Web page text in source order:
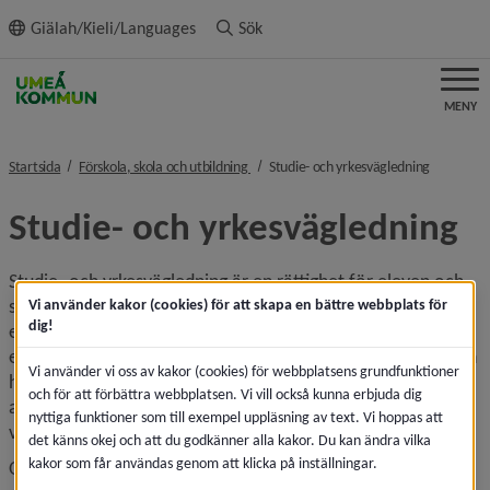
innehållet
Giälah/Kieli/Languages Sök
MENY
Startsida Förskola, skola och utbildning nivå i brödsmulenavigeringen
Studie- och yrkesvägledningnivå i
Studie- och yrkesvägledning
Studie- och yrkesvägledning är en rättighet för eleven och
skolan har ett viktigt och omfattande uppdrag att stödja
eleverna i att göra väl underbyggda val. Enligt skollagen ska
elever i alla skolformer utom förskolan och förskoleklassen
ha tillgång till studie- och yrkesvägledning. Även den som
avser att påbörja en utbildning ska ha tillgång till
vägledning.
Oavsett skolform, eller vilken skolenhet eleven tillhör, ska
Vi använder kakor (cookies) för att skapa en bättre webbplats för
dig!
Vi använder vi oss av kakor (cookies) för webbplatsens grundfunktioner
och för att förbättra webbplatsen. Vi vill också kunna erbjuda dig
nyttiga funktioner som till exempel uppläsning av text. Vi hoppas att
det känns okej och att du godkänner alla kakor. Du kan ändra vilka
kakor som får användas genom att klicka på inställningar.